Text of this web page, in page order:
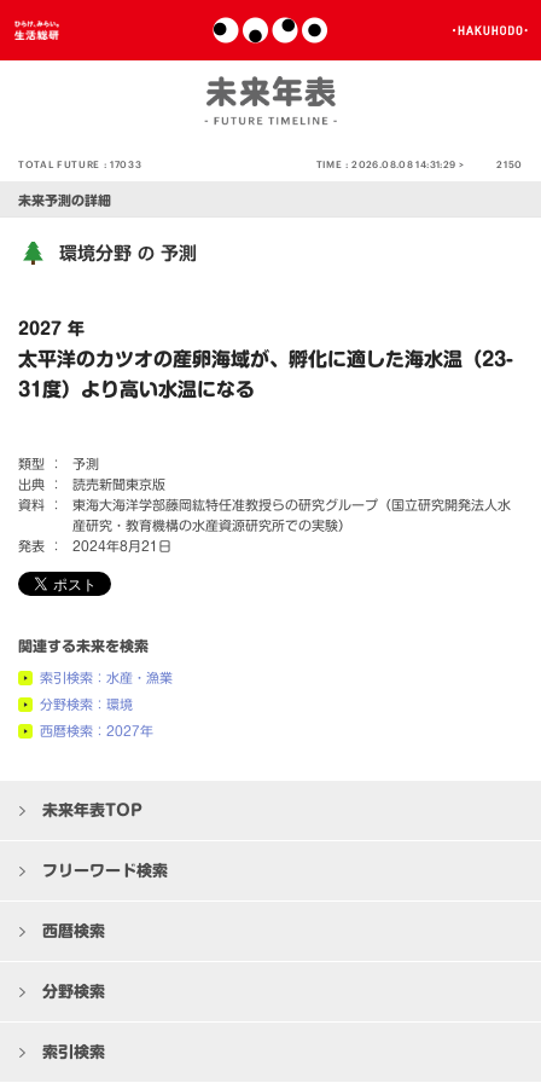
TOTAL FUTURE :17033 TIME :2026.08.08 14:31:29 > 2150
未来予測の詳細
環境分野 の 予測
2027 年
太平洋のカツオの産卵海域が、孵化に適した海水温（23-
31度）より高い水温になる
類型 ：
予測
出典 ：
読売新聞東京版
資料 ：
東海大海洋学部藤岡紘特任准教授らの研究グループ（国立研究開発法人水
産研究・教育機構の水産資源研究所での実験）
発表 ：
2024年8月21日
関連する未来を検索
索引検索：水産・漁業
分野検索：環境
西暦検索：2027年
未来年表TOP
フリーワード検索
西暦検索
分野検索
索引検索